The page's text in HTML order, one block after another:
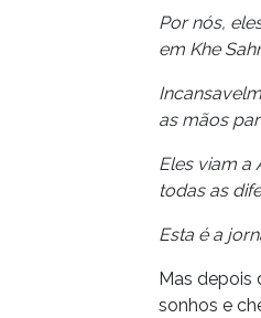
Por nós,
em Khe
as mãos
Eles viam a
todas as
Esta é a
Mas depois
sonhos e